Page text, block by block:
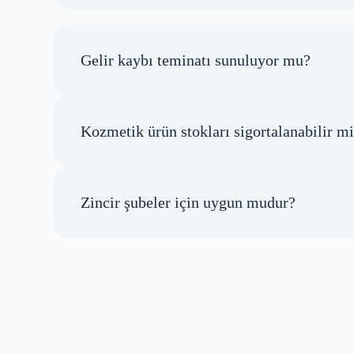
Gelir kaybı teminatı sunuluyor mu?
Kozmetik ürün stokları sigortalanabilir
Zincir şubeler için uygun mudur?